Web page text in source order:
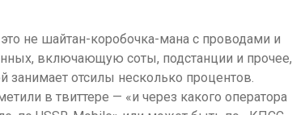
не шайтан-коробочка-мана с проводами и
включающую соты, подстанции и прочее,
занимает отсилы несколько процентов.
в твиттере — «и через какого оператора